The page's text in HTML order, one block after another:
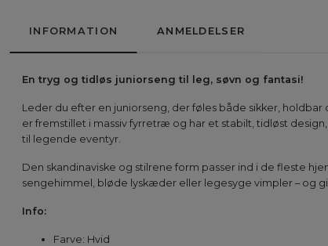
INFORMATION ANMELDELSER
En tryg og tidløs juniorseng til leg, søvn og fantasi!
Leder du efter en juniorseng, der føles både sikker,
er fremstillet i massiv fyrretræ og har et stabilt, tidløst
til legende eventyr.
Den skandinaviske og stilrene form passer ind i de fleste
sengehimmel, bløde lyskæder eller legesyge vimpler – og
Info:
Farve: Hvid